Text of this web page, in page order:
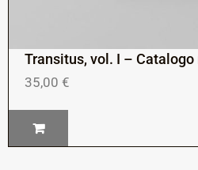
Transitus, vol. I – Catalogo
35,00 €